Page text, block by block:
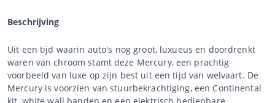
Beschrijving
Uit een tijd waarin auto's nog groot, luxueus en doordrenkt
waren van chroom stamt deze Mercury, een prachtig
voorbeeld van luxe op zijn best uit een tijd van welvaart. De
Mercury is voorzien van stuurbekrachtiging, een Continental